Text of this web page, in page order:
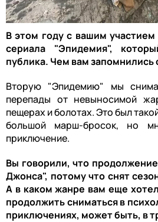
В этом году с вашим
сериала "Эпидемия",
публика. Чем вам запомнились
Вторую "Эпидемию" мы
перепады от невыносимой
пещерах и болотах. Это был
большой марш-бросок, но
приключение.
Вы говорили, что
Джонса", потому что снят
А в каком жанре вам еще
продолжить сниматься в
приключениях, может быть, в